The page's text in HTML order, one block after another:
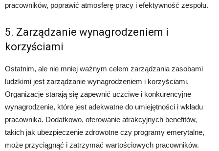
pracowników, poprawić atmosferę pracy i efektywność zespołu.
5. Zarządzanie wynagrodzeniem i
korzyściami
Ostatnim, ale nie mniej ważnym celem zarządzania zasobami
ludzkimi jest zarządzanie wynagrodzeniem i korzyściami.
Organizacje starają się zapewnić uczciwe i konkurencyjne
wynagrodzenie, które jest adekwatne do umiejętności i wkładu
pracownika. Dodatkowo, oferowanie atrakcyjnych benefitów,
takich jak ubezpieczenie zdrowotne czy programy emerytalne,
może przyciągnąć i zatrzymać wartościowych pracowników.